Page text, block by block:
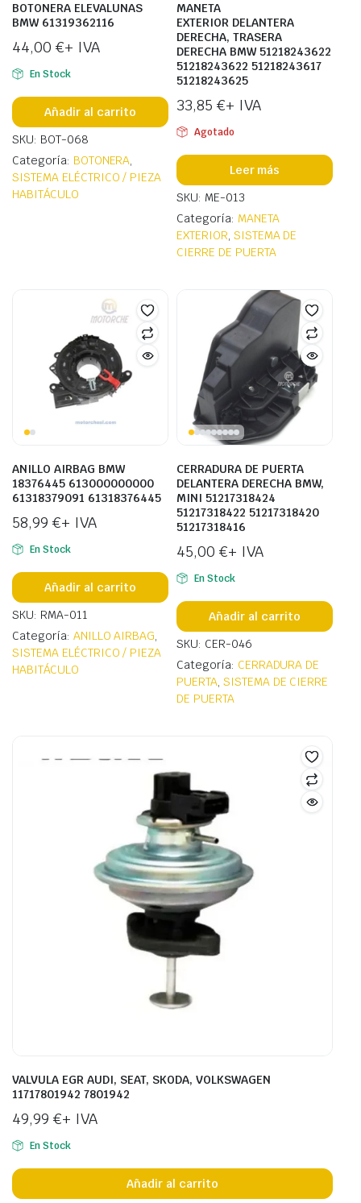
BOTONERA ELEVALUNAS
BMW 61319362116
44,00 €+ IVA
En Stock
Añadir al carrito
SKU: BOT-068
Categoría: BOTONERA,
SISTEMA ELÉCTRICO / PIEZA
HABITÁCULO
MANETA
EXTERIOR DELANTERA
DERECHA, TRASERA
DERECHA BMW 51218243622
51218243622 51218243617
51218243625
33,85 €+ IVA
Agotado
Leer más
SKU: ME-013
Categoría: MANETA
EXTERIOR, SISTEMA DE
CIERRE DE PUERTA
ANILLO AIRBAG BMW
18376445 613000000000
61318379091 61318376445
58,99 €+ IVA
En Stock
Añadir al carrito
SKU: RMA-011
Categoría: ANILLO AIRBAG,
SISTEMA ELÉCTRICO / PIEZA
HABITÁCULO
CERRADURA DE PUERTA
DELANTERA DERECHA BMW,
MINI 51217318424
51217318422 51217318420
51217318416
45,00 €+ IVA
En Stock
Añadir al carrito
SKU: CER-046
Categoría: CERRADURA DE
PUERTA, SISTEMA DE CIERRE
DE PUERTA
VALVULA EGR AUDI, SEAT, SKODA, VOLKSWAGEN
11717801942 7801942
49,99 €+ IVA
En Stock
Añadir al carrito